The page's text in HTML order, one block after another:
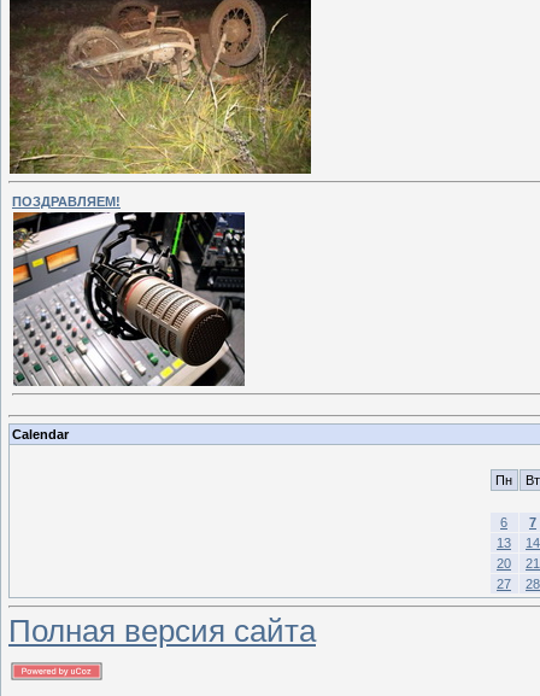
ПОЗДРАВЛЯЕМ!
Calendar
Пн Вт
6
7
13
14
20
21
27
28
Полная версия сайта